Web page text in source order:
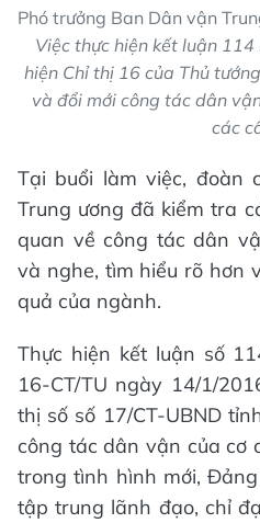
Phó trưởng Ban Dân vận
Việc thực hiện kết luận
hiện Chỉ thị 16 của Thủ
và đổi mới công tác dân
các
Tại buổi làm việc, đoàn
Trung ương đã kiểm tra
quan về công tác dân
và nghe, tìm hiểu rõ hơn
quả của ngành.
Thực hiện kết luận số
16-CT/TU ngày 14/1/
thị số số 17/CT-UBND
công tác dân vận của cơ
trong tình hình mới,
tập trung lãnh đạo, chỉ